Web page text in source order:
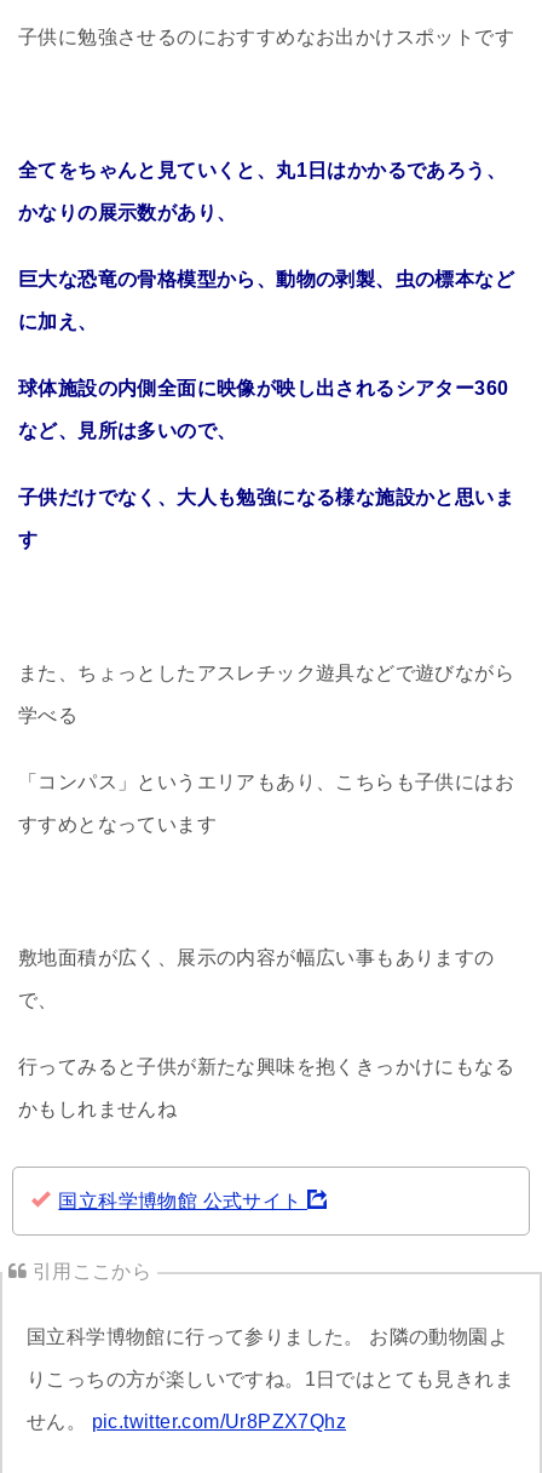
子供に勉強させるのにおすすめなお出かけスポットです
全てをちゃんと見ていくと、丸1日はかかるであろう、
かなりの展示数があり、
巨大な恐竜の骨格模型から、動物の剥製、虫の標本など
に加え、
球体施設の内側全面に映像が映し出されるシアター360
など、見所は多いので、
子供だけでなく、大人も勉強になる様な施設かと思いま
す
また、ちょっとしたアスレチック遊具などで遊びながら
学べる
「コンパス」というエリアもあり、こちらも子供にはお
すすめとなっています
敷地面積が広く、展示の内容が幅広い事もありますの
で、
行ってみると子供が新たな興味を抱くきっかけにもなる
かもしれませんね
国立科学博物館 公式サイト
国立科学博物館に行って参りました。 お隣の動物園よ
りこっちの方が楽しいですね。1日ではとても見きれま
せん。 pic.twitter.com/Ur8PZX7Qhz